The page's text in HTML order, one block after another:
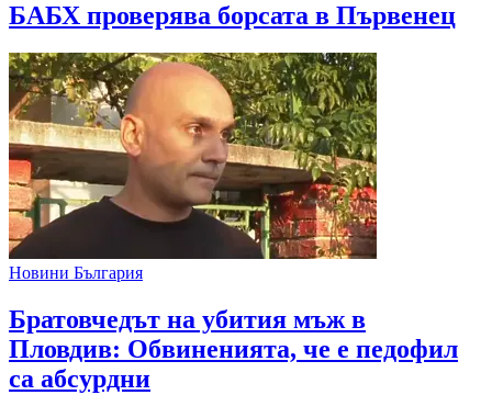
БАБХ проверява борсата в Първенец
Новини България
Братовчедът на убития мъж в
Пловдив: Обвиненията, че е педофил
са абсурдни